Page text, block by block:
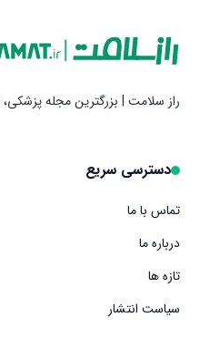
راز سلامت | بزرگترین مجله پزشکی،
دسترسی سریع
تماس با ما
درباره ما
تازه ها
سیاست انتشار